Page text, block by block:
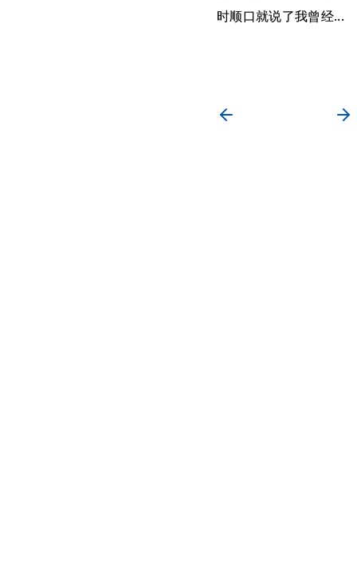
时顺口就说了我曾经...